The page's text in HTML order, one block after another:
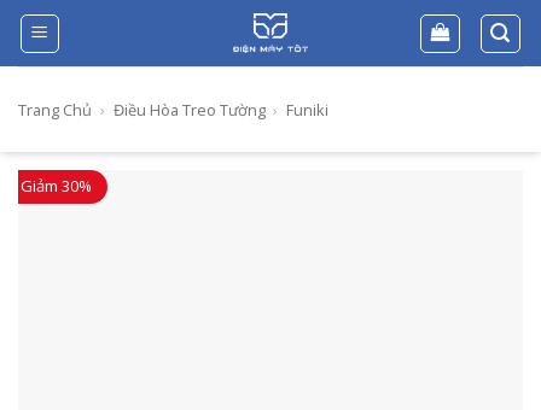
Skip
content
Trang Chủ › Điều Hòa Treo Tường › Funiki
Giảm 30%